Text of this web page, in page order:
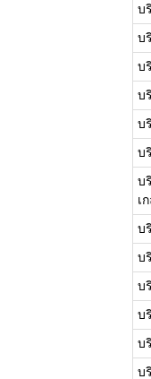
บ
บ
บ
บ
บ
บ
บ
เ
บ
บ
บ
บ
บ
บ